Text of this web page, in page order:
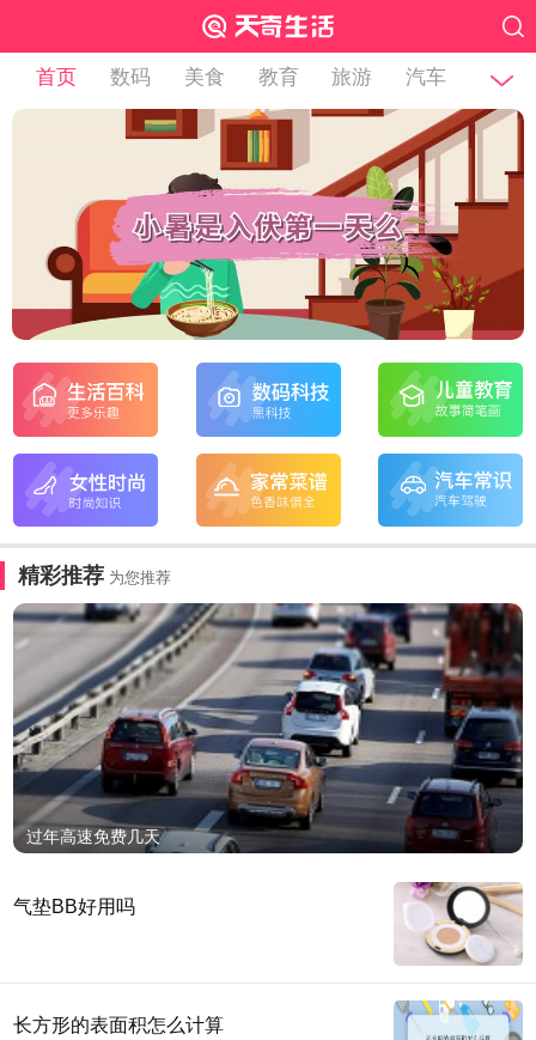
首页 数码 美食 教育 旅游 汽车
精彩推荐 为您推荐
过年高速免费几天
气垫BB好用吗
长方形的表面积怎么计算